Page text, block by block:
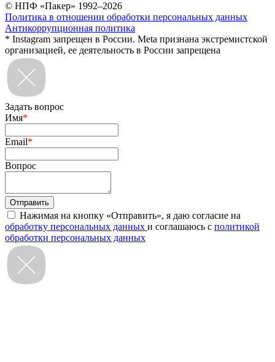
© НПФ «Пакер» 1992–2026
Политика в отношении обработки персональных данных
Антикоррупционная политика
* Instagram запрещен в России. Meta признана экстремистской
организацией, ее деятельность в России запрещена
Задать вопрос
Имя*
Email*
Вопрос
Нажимая на кнопку «Отправить», я даю согласие на
обработку персональных данных и соглашаюсь с политикой
обработки персональных данных